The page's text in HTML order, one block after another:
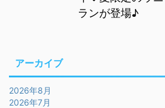
ランが登場♪
アーカイブ
2026年8月
2026年7月